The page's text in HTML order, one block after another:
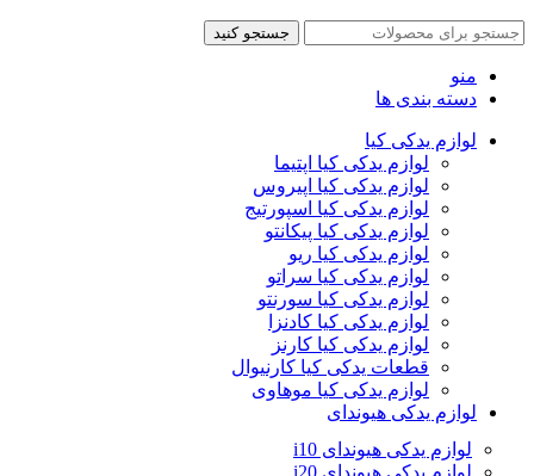
جستجو کنید
منو
دسته بندی ها
لوازم یدکی کیا
لوازم یدکی کیا اپتیما
لوازم یدکی کیا اپیروس
لوازم یدکی کیا اسپورتیج
لوازم یدکی کیا پیکانتو
لوازم یدکی کیا ریو
لوازم یدکی کیا سراتو
لوازم یدکی کیا سورنتو
لوازم یدکی کیا کادنزا
لوازم یدکی کیا کارنز
قطعات یدکی کیا کارنیوال
لوازم یدکی کیا موهاوی
لوازم یدکی هیوندای
لوازم یدکی هیوندای i10
لوازم یدکی هیوندای i20